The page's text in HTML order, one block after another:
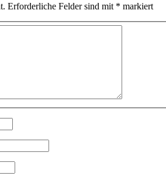
Erforderliche Felder sind mit * markiert